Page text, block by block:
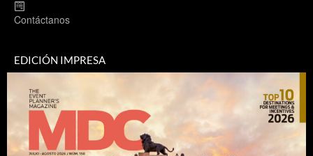
Contáctanos
EDICIÓN IMPRESA